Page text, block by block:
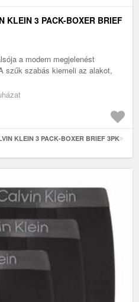
KLEIN 3 PACK-BOXER BRIEF
a modern megjelenést
szűk szabás kiemeli az alakot,
KLEIN 3 PACK-BOXER BRIEF 3PK